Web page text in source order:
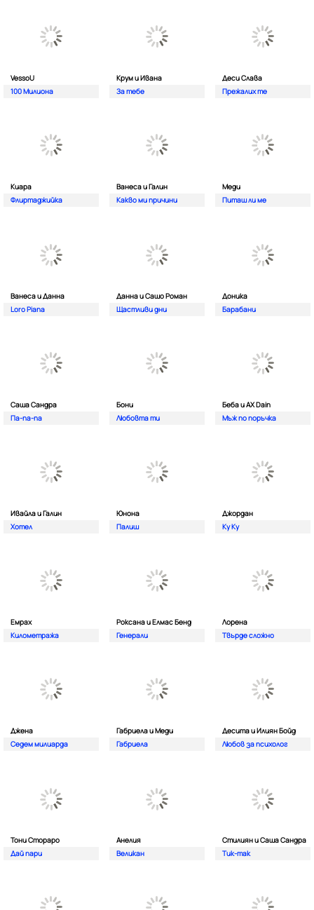
VessoU
100 Милиона
Крум и Ивана
За тебе
Деси Слава
Прежалих те
Киара
Флиртаджийка
Ванеса и Галин
Какво ми причини
Меди
Питаш ли ме
Ванеса и Данна
Loro Piana
Данна и Сашо Роман
Щастливи дни
Доника
Барабани
Саша Сандра
Па-па-па
Бони
Любовта ти
Беба и AX Dain
Мъж по поръчка
Ивайла и Галин
Хотел
Юнона
Палиш
Джордан
Ку Ку
Емрах
Километража
Роксана и Елмас Бенд
Генерали
Лорена
Твърде сложно
Джена
Седем милиарда
Габриела и Меди
Габриела
Десита и Илиян Бойд
Любов за психолог
Тони Стораро
Дай пари
Анелия
Великан
Стилиян и Саша Сандра
Тик-так